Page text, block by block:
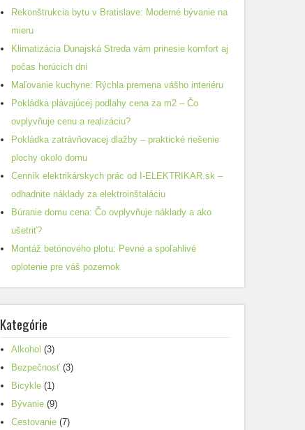
Rekonštrukcia bytu v Bratislave: Moderné bývanie na
mieru
Klimatizácia Dunajská Streda vám prinesie komfort aj
počas horúcich dní
Maľovanie kuchyne: Rýchla premena vášho interiéru
Pokládka plávajúcej podlahy cena za m2 – Čo
ovplyvňuje cenu a realizáciu?
Pokládka zatrávňovacej dlažby – praktické riešenie
plochy okolo domu
Cenník elektrikárskych prác od I-ELEKTRIKAR.sk –
odhadnite náklady za elektroinštaláciu
Búranie domu cena: Čo ovplyvňuje náklady a ako
ušetriť?
Montáž betónového plotu: Pevné a spoľahlivé
oplotenie pre váš pozemok
Kategórie
Alkohol (3)
Bezpečnosť (3)
Bicykle (1)
Bývanie (9)
Cestovanie (7)